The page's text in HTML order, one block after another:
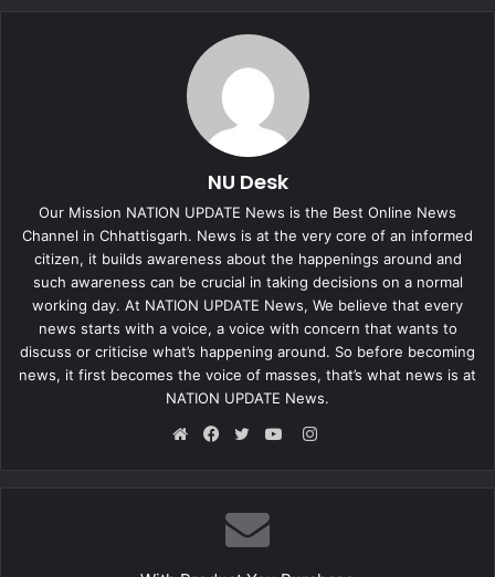
NU Desk
Our Mission NATION UPDATE News is the Best Online News
Channel in Chhattisgarh. News is at the very core of an informed
citizen, it builds awareness about the happenings around and
such awareness can be crucial in taking decisions on a normal
working day. At NATION UPDATE News, We believe that every
news starts with a voice, a voice with concern that wants to
discuss or criticise what’s happening around. So before becoming
news, it first becomes the voice of masses, that’s what news is at
NATION UPDATE News.
Instagram